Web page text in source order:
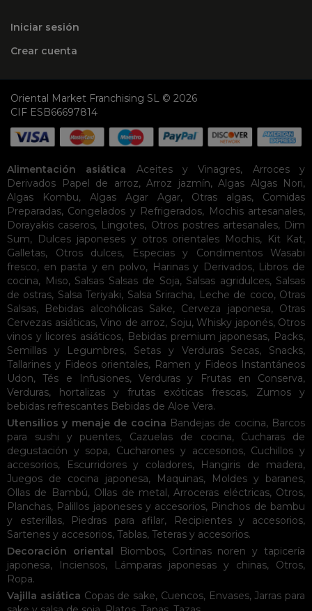
Iniciar sesión
Crear cuenta
Oriental Market Franchising SL © 2026
CIF ESB66697814
Alimentación asiática Aceites y Vinagres, Arroces y
Derivados
Papel de arroz, Arroz jazmín, Algas Algas Nori,
Algas Kombu, Algas Agar Agar, Otras algas, Comidas
Preparadas, Congelados y Refrigerados, Mochis artesanales,
Dorayakis caseros, Lingotes, Otros postres artesanales, Dim
Sum, Dulces japoneses y otros orientales Mochis, Kit Kat,
Galletas, Otros dulces, Especias y Condimentos
Wasabi
fresco, en pasta y en polvo, Harinas y Derivados, Libros de
cocina, Miso, Salsas Salsas de Soja, Salsas agridulces, Salsas
de ostras, Salsa Teriyaki, Salsa Sriracha, Leche de coco, Otras
Salsas, Bebidas alcohólicas Sake, Cerveza japonesa, Otras
Cervezas asiáticas, Vino de arroz, Soju, Whisky japonés, Otros
vinos y licores asiáticos, Bebidas premium japonesas, Packs,
Semillas y Legumbres, Setas y Verduras Secas, Snacks,
Tallarines y Fideos orientales, Ramen y Fideos Instantáneos
Udon,Tés e Infusiones, Verduras y Frutas en Conserva,
Verduras, hortalizas y frutas exóticas frescas, Zumos y
bebidas refrescantes Bebidas de Aloe Vera.
Utensilios y menaje de cocina Bandejas de cocina, Barcos
para sushi y puentes, Cazuelas de cocina, Cucharas de
degustación y sopa, Cucharones y accesorios, Cuchillos y
accesorios, Escurridores y coladores, Hangiris de madera,
Juegos de cocina japonesa, Maquinas, Moldes y baranes,
Ollas de Bambú, Ollas de metal,Arroceras eléctricas, Otros,
Planchas, Palillos japoneses y accesorios, Pinchos de bambu
y esterillas, Piedras para afilar, Recipientes y accesorios,
Sartenes y accesorios, Tablas, Teteras y accesorios.
Decoración oriental
Biombos, Cortinas noren y tapicería
japonesa, Inciensos, Lámparas japonesas y chinas, Otros,
Ropa.
Vajilla asiática Copas de sake, Cuencos, Envases,Jarras para